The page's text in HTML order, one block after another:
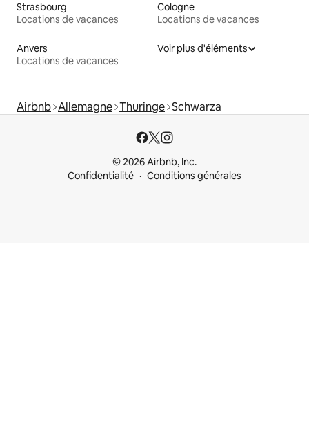
Strasbourg
Locations de vacances
Cologne
Locations de vacances
Anvers
Locations de vacances
Voir plus d'éléments
Airbnb Allemagne Thuringe Schwarza
© 2026 Airbnb, Inc.
Confidentialité
Conditions générales